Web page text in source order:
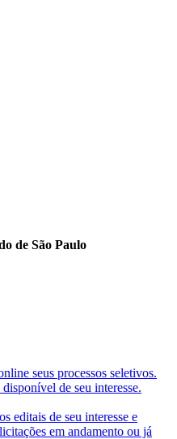
de São Paulo
seus processos seletivos.
de seu interesse.
editais de seu interesse e
em andamento ou já